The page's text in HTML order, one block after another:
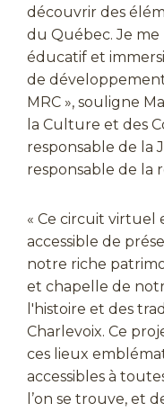
découvrir des
du Québec. Je
éducatif et
de
MRC », souligne
la Culture et des
responsable de la
responsable de la
« Ce circuit virtuel
accessible de
notre riche
et chapelle de
l'histoire et des
Charlevoix. Ce
ces lieux
accessibles à
l’on se trouve, et